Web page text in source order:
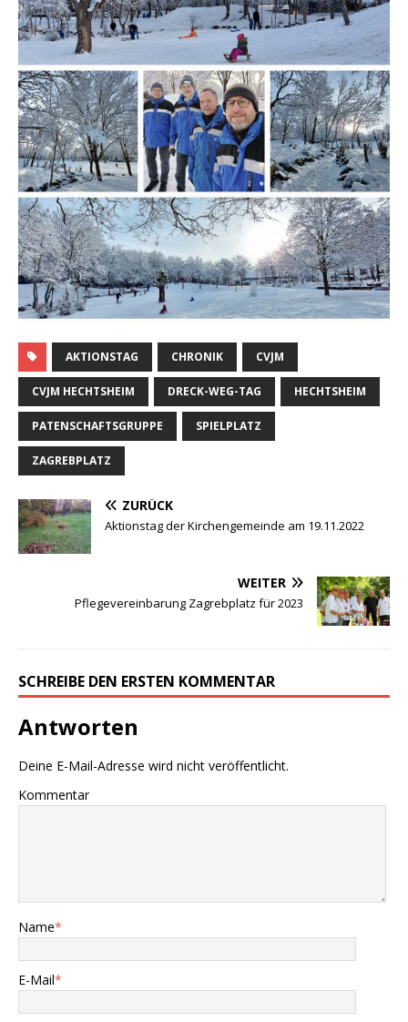
AKTIONSTAG CHRONIK CVJM
CVJM HECHTSHEIM DRECK-WEG-TAG HECHTSHEIM
PATENSCHAFTSGRUPPE SPIELPLATZ
ZAGREBPLATZ
ZURÜCK
Aktionstag der Kirchengemeinde am 19.11.2022
WEITER
Pflegevereinbarung Zagrebplatz für 2023
SCHREIBE DEN ERSTEN KOMMENTAR
Antworten
Deine E-Mail-Adresse wird nicht veröffentlicht.
Kommentar
Name*
E-Mail*